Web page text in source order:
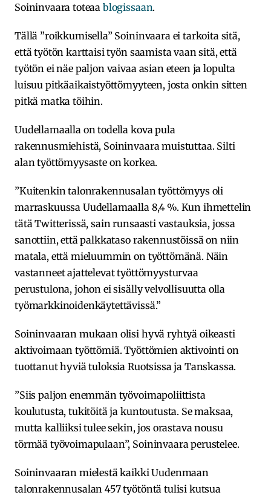
Soininvaara toteaa blogissaan.
Tällä ”roikkumisella” Soininvaara ei tarkoita sitä,
että työtön karttaisi työn saamista vaan sitä, että
työtön ei näe paljon vaivaa asian eteen ja lopulta
luisuu pitkäaikaistyöttömyyteen, josta onkin sitten
pitkä matka töihin.
Uudellamaalla on todella kova pula
rakennusmiehistä, Soininvaara muistuttaa. Silti
alan työttömyysaste on korkea.
”Kuitenkin talonrakennusalan työttömyys oli
marraskuussa Uudellamaalla 8,4 %. Kun ihmettelin
tätä Twitterissä, sain runsaasti vastauksia, jossa
sanottiin, että palkkataso rakennustöissä on niin
matala, että mieluummin on työttömänä. Näin
vastanneet ajattelevat työttömyysturvaa
perustulona, johon ei sisälly velvollisuutta olla
työmarkkinoidenkäytettävissä.”
Soininvaaran mukaan olisi hyvä ryhtyä oikeasti
aktivoimaan työttömiä. Työttömien aktivointi on
tuottanut hyviä tuloksia Ruotsissa ja Tanskassa.
”Siis paljon enemmän työvoimapoliittista
koulutusta, tukitöitä ja kuntoutusta. Se maksaa,
mutta kalliiksi tulee sekin, jos orastava nousu
törmää työvoimapulaan”, Soininvaara perustelee.
Soininvaaran mielestä kaikki Uudenmaan
talonrakennusalan 457 työtöntä tulisi kutsua